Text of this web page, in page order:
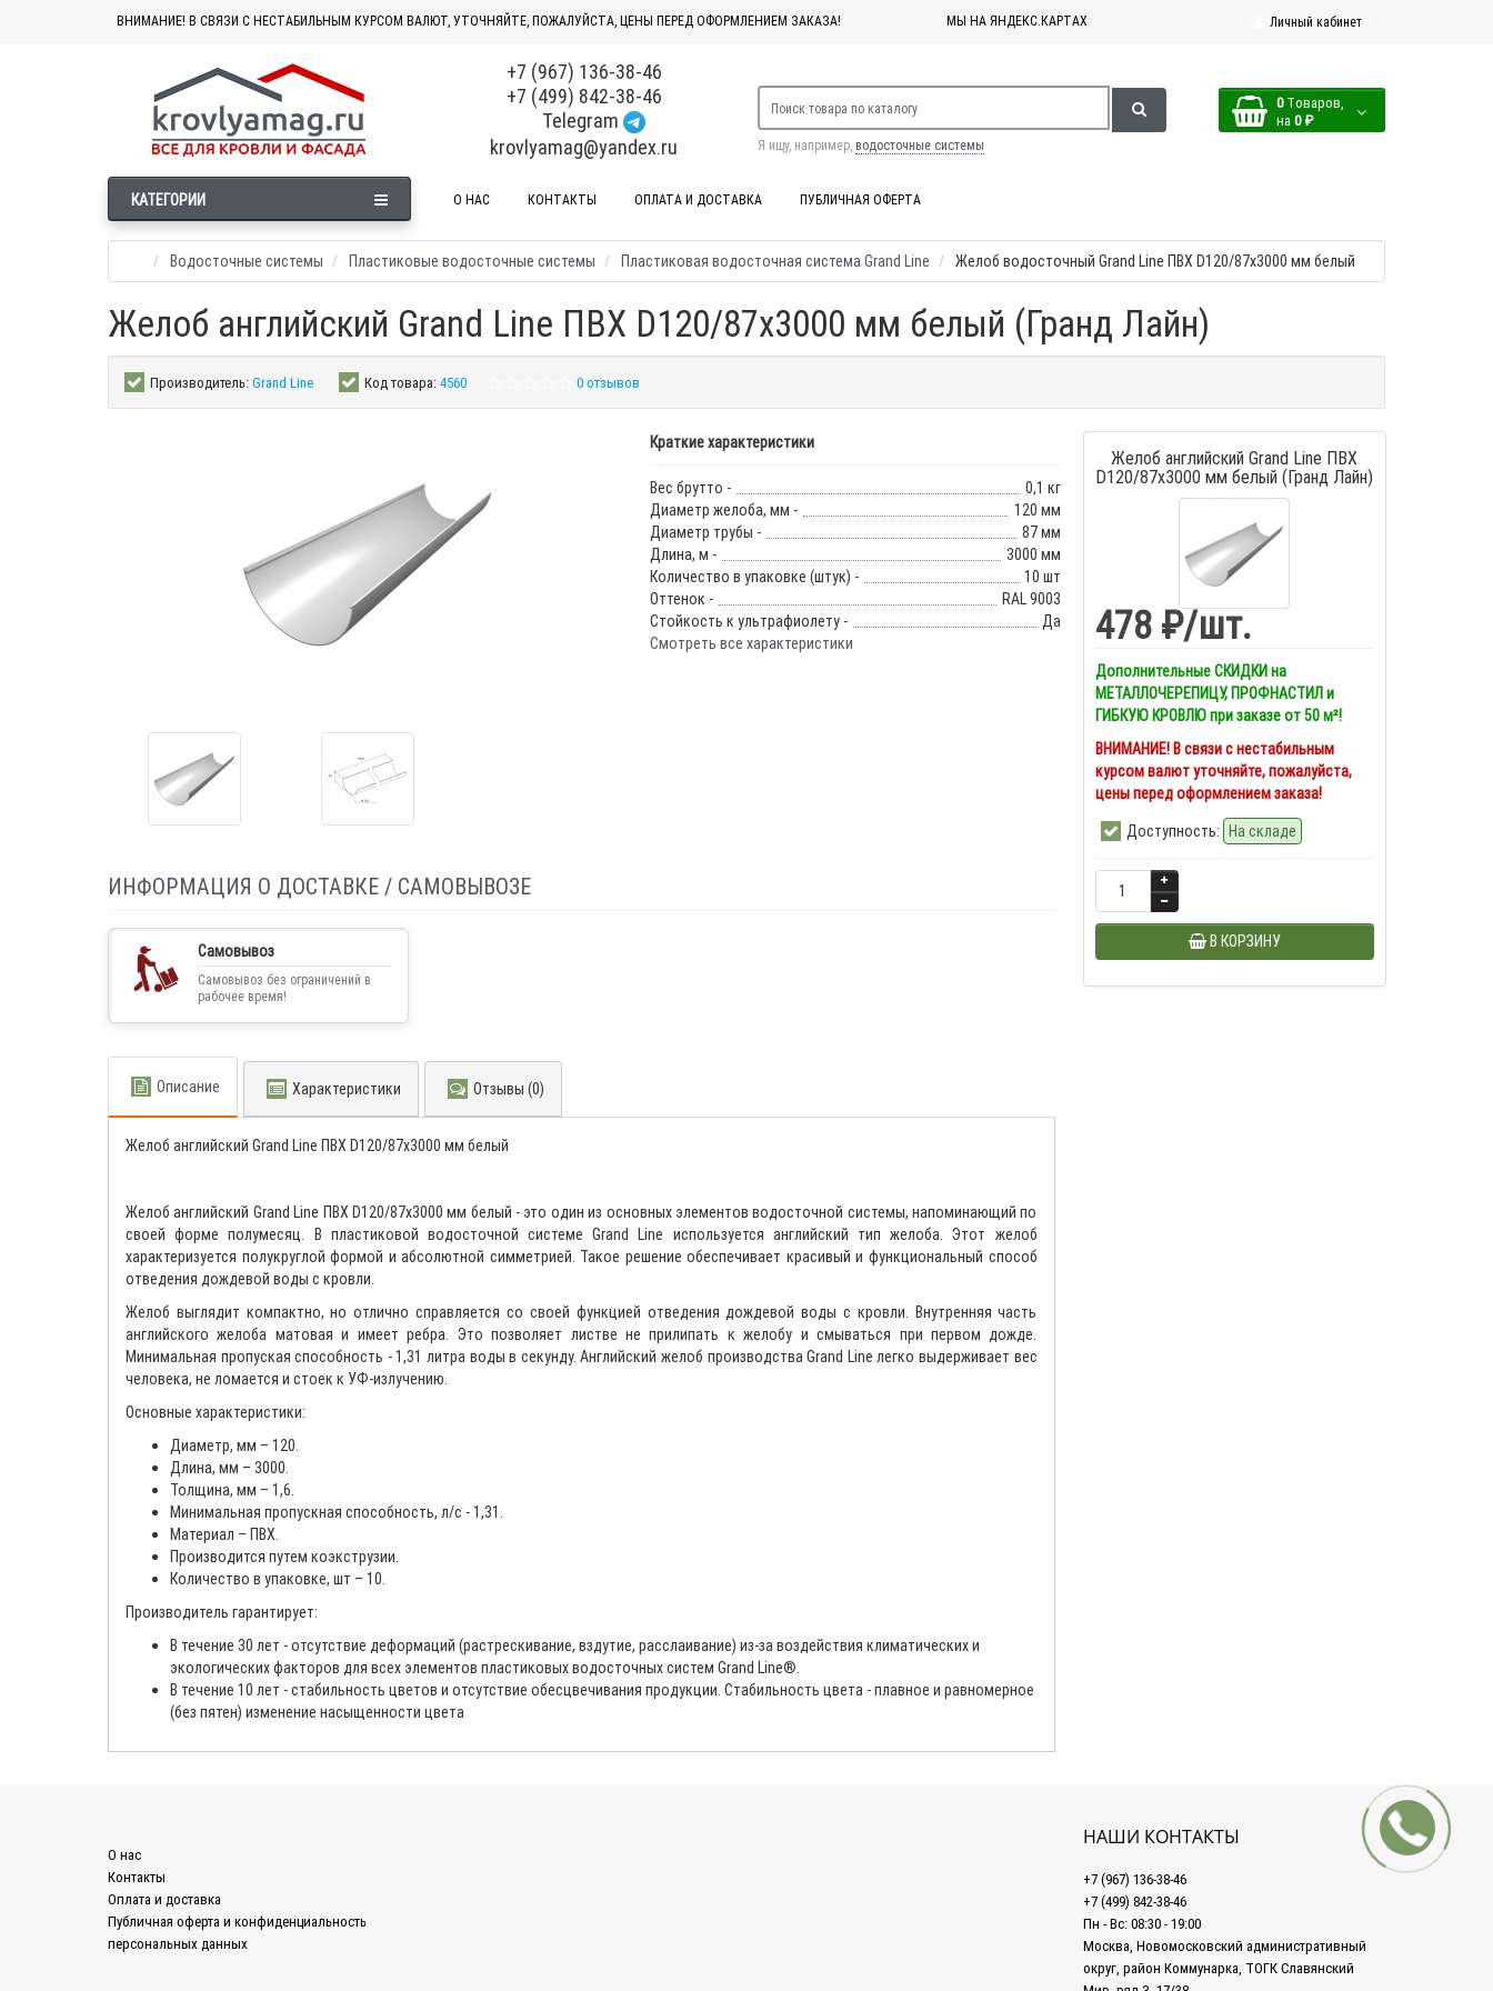
ВНИМАНИЕ! В СВЯЗИ С НЕСТАБИЛЬНЫМ КУРСОМ ВАЛЮТ, УТОЧНЯЙТЕ, ПОЖАЛУЙСТА, ЦЕНЫ ПЕРЕД ОФОРМЛЕНИЕМ ЗАКАЗА! МЫ НА ЯНДЕКС.КАРТАХ Личный кабинет
+7 (967) 136-38-46
+7 (499) 842-38-46
Telegram
krovlyamag@yandex.ru
0 Tоваров,
на 0 ₽
Я ищу, например, водосточные системы
КАТЕГОРИИ О НАС КОНТАКТЫ ОПЛАТА И ДОСТАВКА ПУБЛИЧНАЯ ОФЕРТА
Водосточные системы Пластиковые водосточные системы Пластиковая водосточная система Grand Line Желоб водосточный Grand Line ПВХ D120/87х3000 мм белый
Желоб английский Grand Line ПВХ D120/87х3000 мм белый (Гранд Лайн)
Производитель:Grand Line Код товара:4560 0 отзывов
Краткие характеристики
Вес брутто -
0,1 кг
Диаметр желоба, мм -
120 мм
Диаметр трубы -
87 мм
Длина, м -
3000 мм
Количество в упаковке (штук) -
10 шт
Оттенок -
RAL 9003
Стойкость к ультрафиолету -
Да
Смотреть все характеристики
Желоб английский Grand Line ПВХ
D120/87х3000 мм белый (Гранд Лайн)
478 ₽/шт.
Дополнительные СКИДКИ на
МЕТАЛЛОЧЕРЕПИЦУ, ПРОФНАСТИЛ и
ГИБКУЮ КРОВЛЮ при заказе от 50 м²!
ВНИМАНИЕ! В связи с нестабильным
курсом валют уточняйте, пожалуйста,
цены перед оформлением заказа!
Доступность: На складе
В КОРЗИНУ
ИНФОРМАЦИЯ О ДОСТАВКЕ / САМОВЫВОЗЕ
Самовывоз
Самовывоз без ограничений в
рабочее время!
Описание Характеристики Отзывы (0)
Желоб английский Grand Line ПВХ D120/87х3000 мм белый
Желоб английский Grand Line ПВХ D120/87х3000 мм белый - это один из основных элементов водосточной системы, напоминающий по
своей форме полумесяц. В пластиковой водосточной системе Grand Line используется английский тип желоба. Этот желоб
характеризуется полукруглой формой и абсолютной симметрией. Такое решение обеспечивает красивый и функциональный способ
отведения дождевой воды с кровли.
Желоб выглядит компактно, но отлично справляется со своей функцией отведения дождевой воды с кровли. Внутренняя часть
английского желоба матовая и имеет ребра. Это позволяет листве не прилипать к желобу и смываться при первом дожде.
Минимальная пропуская способность - 1,31 литра воды в секунду. Английский желоб производства Grand Line легко выдерживает вес
человека, не ломается и стоек к УФ-излучению.
Основные характеристики:
Диаметр, мм – 120.
Длина, мм – 3000.
Толщина, мм – 1,6.
Минимальная пропускная способность, л/с - 1,31.
Материал – ПВХ.
Производится путем коэкструзии.
Количество в упаковке, шт – 10.
Производитель гарантирует:
В течение 30 лет - отсутствие деформаций (растрескивание, вздутие, расслаивание) из-за воздействия климатических и
экологических факторов для всех элементов пластиковых водосточных систем Grand Line®.
В течение 10 лет - стабильность цветов и отсутствие обесцвечивания продукции. Стабильность цвета - плавное и равномерное
(без пятен) изменение насыщенности цвета
О нас
Контакты
Оплата и доставка
Публичная оферта и конфиденциальность
персональных данных
НАШИ КОНТАКТЫ
+7 (967) 136-38-46
+7 (499) 842-38-46
Пн - Вс: 08:30 - 19:00
Москва, Новомосковский административный
округ, район Коммунарка, ТОГК Славянский